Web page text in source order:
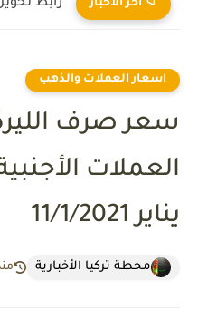
📁 آخر الأخبار
اسعار العملات والذهب
سعر صرف
العملات
يناير 11/1/2021
محطة تركيا الأخبارية منذ 5